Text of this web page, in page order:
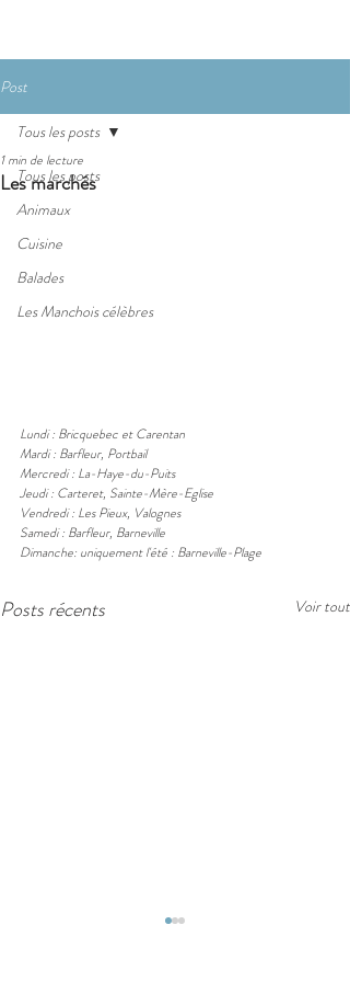
Post
Tous les posts
Animaux
Cuisine
Balades
Les Manchois célèbres
Tous les posts
Les marchés
1 min de lecture
Lundi : Bricquebec et Carentan
Mardi : Barfleur, Portbail
Mercredi : La-Haye-du-Puits
Jeudi : Carteret, Sainte-Mère-Eglise
Vendredi : Les Pieux, Valognes
Samedi : Barfleur, Barneville
Dimanche: uniquement l'été : Barneville-Plage
Posts récents Voir tout